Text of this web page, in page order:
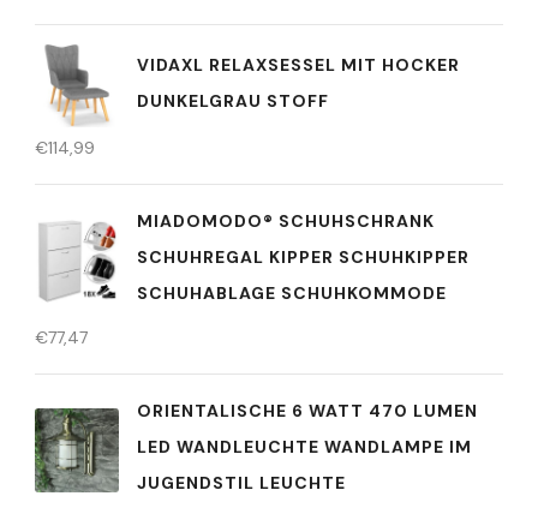
VIDAXL RELAXSESSEL MIT HOCKER
DUNKELGRAU STOFF
€114,99
MIADOMODO® SCHUHSCHRANK
SCHUHREGAL KIPPER SCHUHKIPPER
SCHUHABLAGE SCHUHKOMMODE
€77,47
ORIENTALISCHE 6 WATT 470 LUMEN
LED WANDLEUCHTE WANDLAMPE IM
JUGENDSTIL LEUCHTE